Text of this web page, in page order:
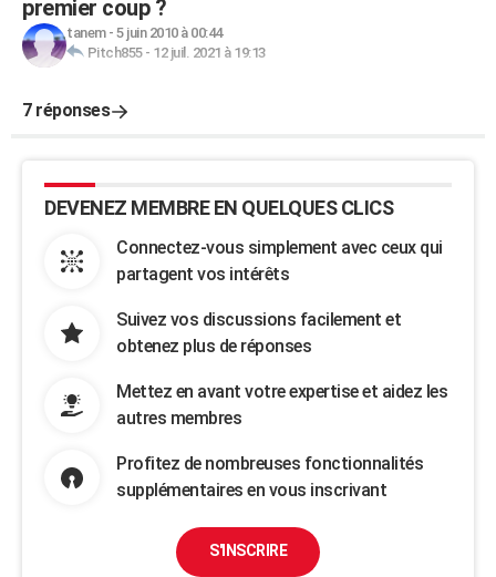
premier coup ?
tanem- 5 juin 2010 à 00:44
Pitch855- 12 juil. 2021 à 19:13
7 réponses
DEVENEZ MEMBRE EN QUELQUES CLICS
Connectez-vous simplement avec ceux qui
partagent vos intérêts
Suivez vos discussions facilement et
obtenez plus de réponses
Mettez en avant votre expertise et aidez les
autres membres
Profitez de nombreuses fonctionnalités
supplémentaires en vous inscrivant
S'INSCRIRE